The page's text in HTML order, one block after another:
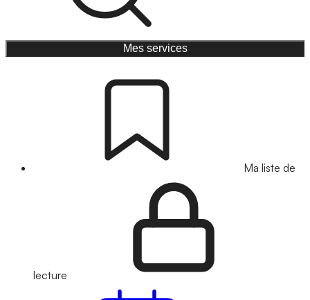
Mes services
Ma liste de
lecture